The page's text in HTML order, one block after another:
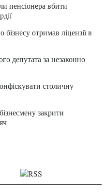
пенсіонера вбити
отримав ліцензії в
депутата за незаконно
столичну
закрити